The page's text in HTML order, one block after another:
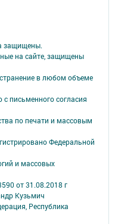
защищены.
на сайте, защищены
в любом объеме
письменного согласия
по печати и массовым
Федеральной
и массовых
от 31.08.2018 г
Кузьмич
Республика